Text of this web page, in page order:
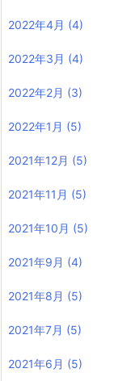
2022年4月 (4)
2022年3月 (4)
2022年2月 (3)
2022年1月 (5)
2021年12月 (5)
2021年11月 (5)
2021年10月 (5)
2021年9月 (4)
2021年8月 (5)
2021年7月 (5)
2021年6月 (5)